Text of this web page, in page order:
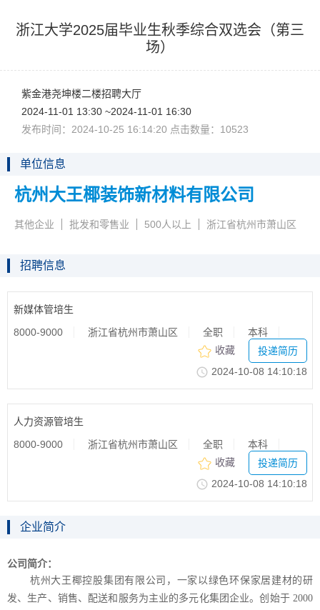
浙江大学2025届毕业生秋季综合双选会（第三
场）
紫金港尧坤楼二楼招聘大厅
2024-11-0113:30~2024-11-0116:30
发布时间：2024-10-2516:14:20点击数量：10523
单位信息
杭州大王椰装饰新材料有限公司
其他企业 批发和零售业 500人以上 浙江省杭州市萧山区
招聘信息
新媒体管培生
8000-9000 浙江省杭州市萧山区 全职 本科
收藏
投递简历
2024-10-0814:10:18
人力资源管培生
8000-9000 浙江省杭州市萧山区 全职 本科
收藏
投递简历
2024-10-0814:10:18
企业简介
公司简介：
杭州大王椰控股集团有限公司，一家以绿色环保家居建材的研
发、生产、销售、配送和服务为主业的多元化集团企业。创始于 2000